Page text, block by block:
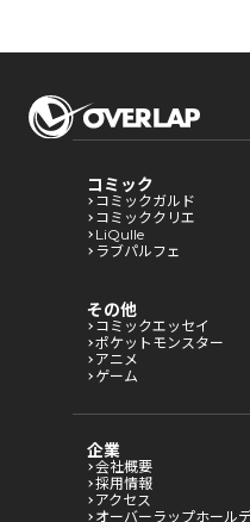
コミック
コミックガルド
コミッククリエ
LiQulle
ラブパルフェ
その他
コミックエッセイ
ポケットモンスター
アニメ
ゲーム
企業
会社概要
採用情報
アクセス
オーバーラップホール